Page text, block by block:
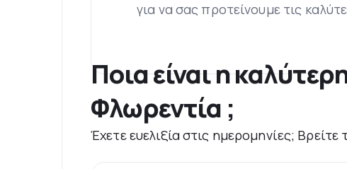
για να σας προτείνουμε τις
Ποια είναι η
Φλωρεντία ;
Έχετε ευελιξία στις ημερομηνίες;